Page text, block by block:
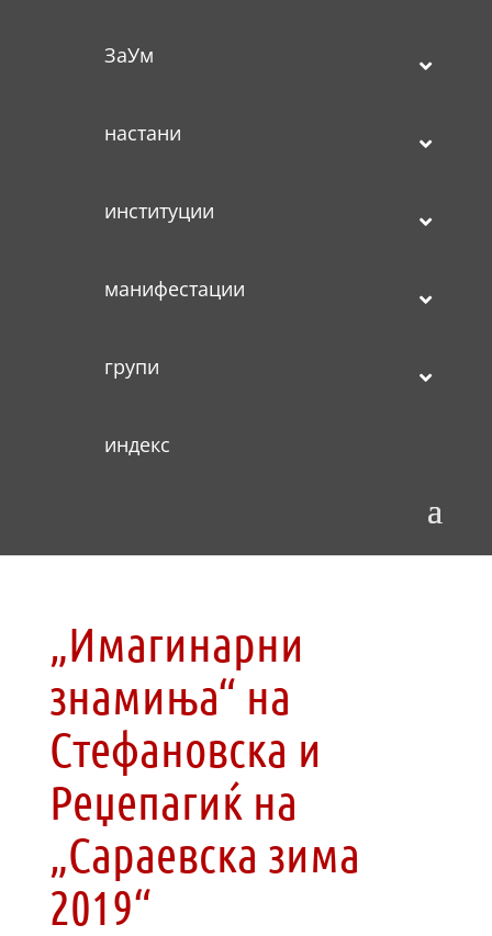
ЗаУм
настани
институции
манифестации
групи
индекс
„Имагинарни
знамиња“ на
Стефановска и
Реџепагиќ на
„Сараевска зима
2019“